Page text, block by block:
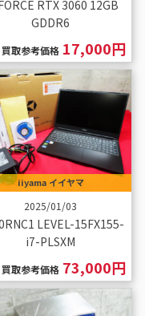
RTX 3060 12GB
GDDR6
買取参考価格17,000円
iiyama イイヤマ
2025/01/03
LEVEL-15FX155-
i7-PLSXM
買取参考価格73,000円